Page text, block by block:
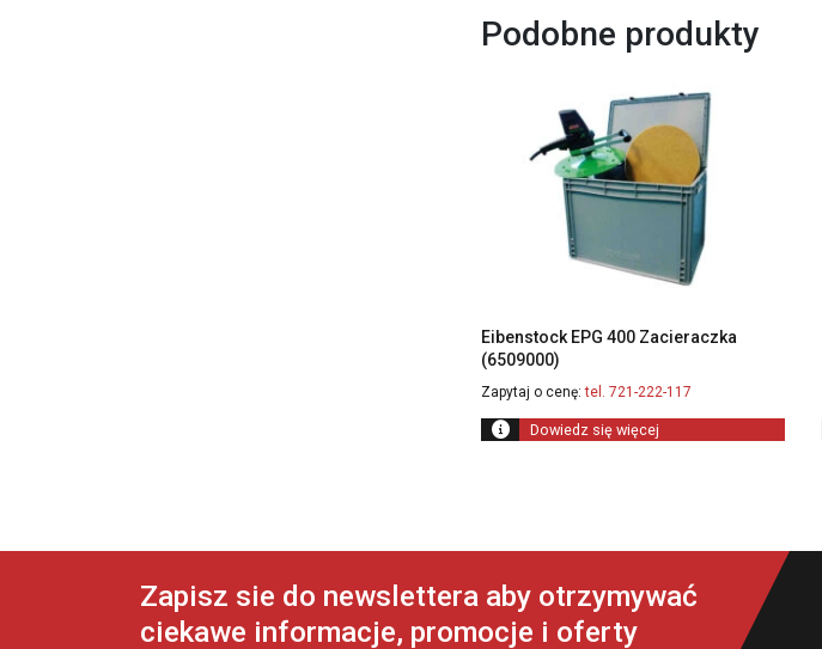
Podobne produkty
Eibenstock EPG 400 Zacieraczka
(6509000)
Zapytaj o cenę: tel. 721-222-117
Dowiedz się więcej
Zapisz sie do newslettera aby otrzymywać
ciekawe informacje, promocje i oferty